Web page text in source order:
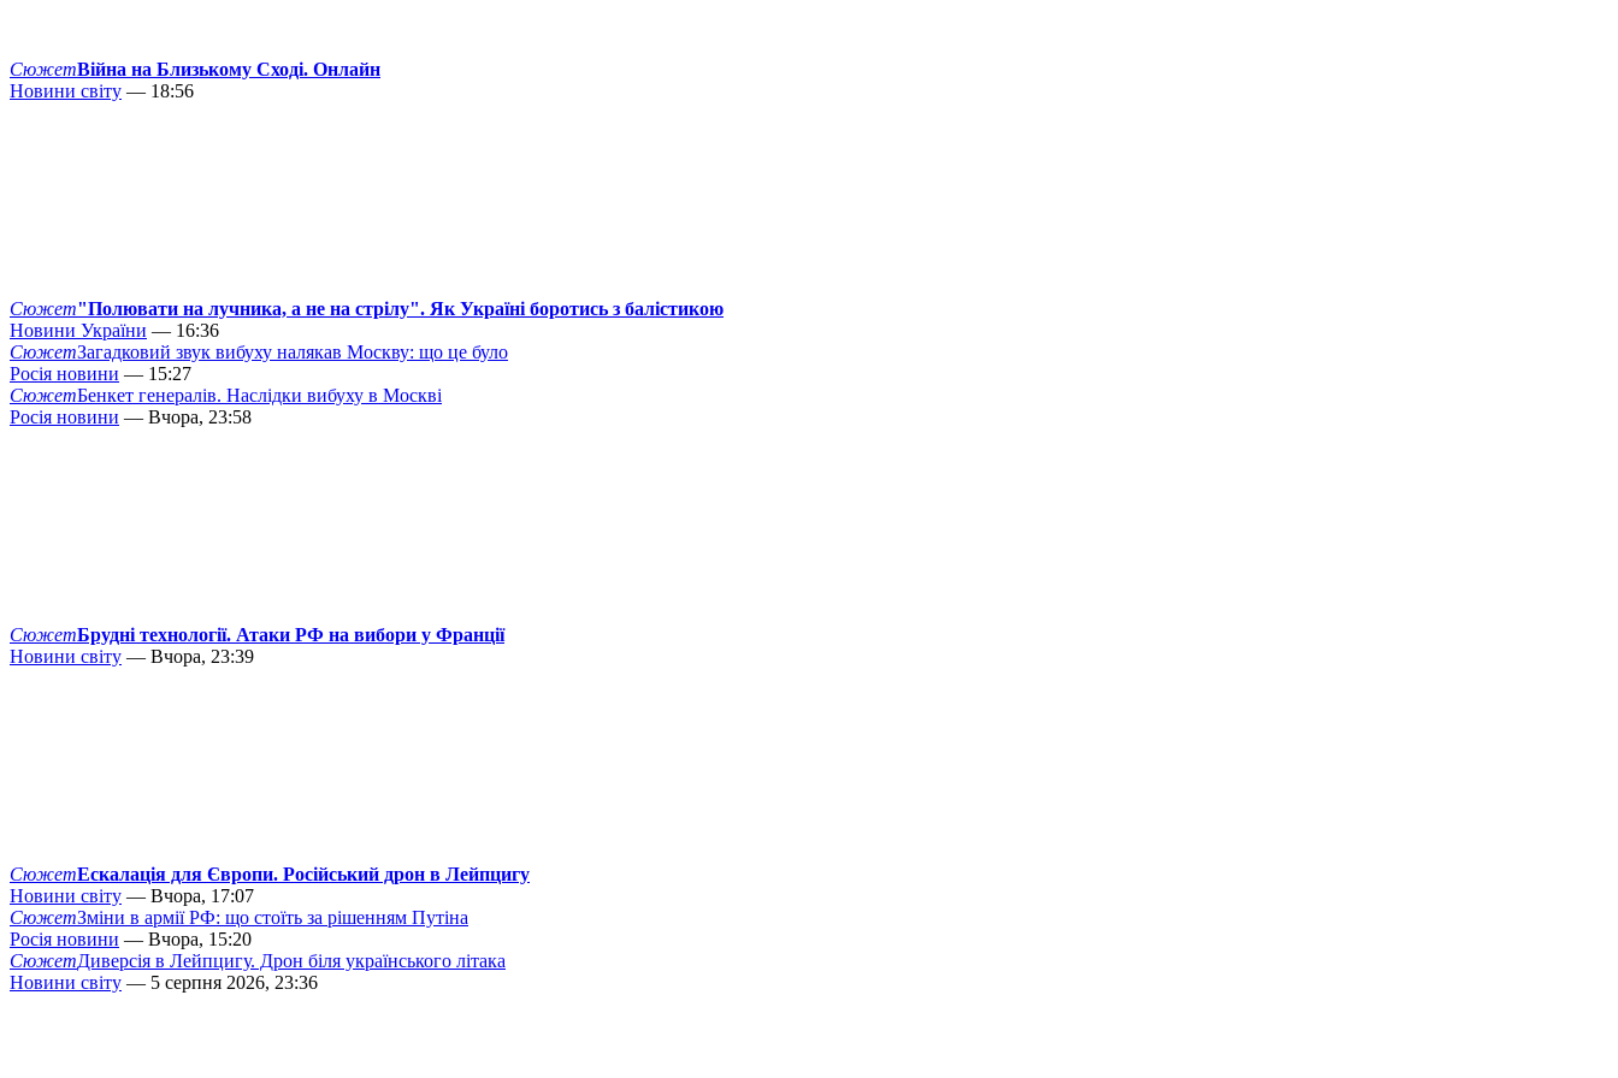
СюжетВійна на Близькому Сході. Онлайн
Новини світу — 18:56
Сюжет"Полювати на лучника, а не на стрілу". Як Україні боротись з балістикою
Новини України — 16:36
СюжетЗагадковий звук вибуху налякав Москву: що це було
Росія новини — 15:27
СюжетБенкет генералів. Наслідки вибуху в Москві
Росія новини — Вчора, 23:58
СюжетБрудні технології. Атаки РФ на вибори у Франції
Новини світу — Вчора, 23:39
СюжетЕскалація для Європи. Російський дрон в Лейпцигу
Новини світу — Вчора, 17:07
СюжетЗміни в армії РФ: що стоїть за рішенням Путіна
Росія новини — Вчора, 15:20
СюжетДиверсія в Лейпцигу. Дрон біля українського літака
Новини світу — 5 серпня 2026, 23:36